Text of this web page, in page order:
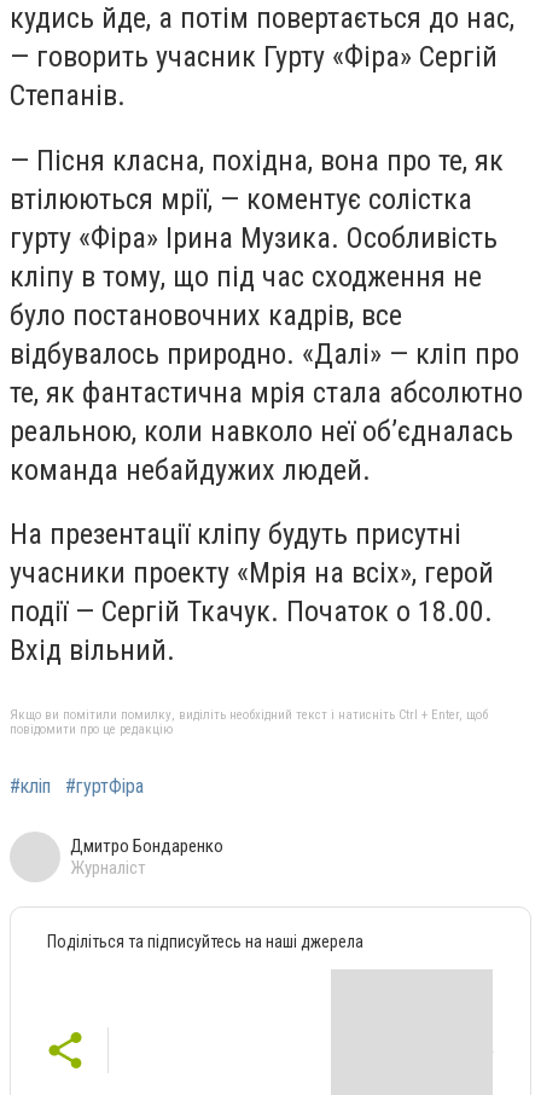
кудись йде, а потім повертається до нас,
— говорить учасник Гурту «Фіра» Сергій
Степанів.
— Пісня класна, похідна, вона про те, як
втілюються мрії, — коментує солістка
гурту «Фіра» Ірина Музика. Особливість
кліпу в тому, що під час сходження не
було постановочних кадрів, все
відбувалось природно. «Далі» — кліп про
те, як фантастична мрія стала абсолютно
реальною, коли навколо неї об’єдналась
команда небайдужих людей.
На презентації кліпу будуть присутні
учасники проекту «Мрія на всіх», герой
події — Сергій Ткачук. Початок о 18.00.
Вхід вільний.
Якщо ви помітили помилку, виділіть необхідний текст і натисніть Ctrl + Enter, щоб
повідомити про це редакцію
#кліп #гуртФіра
Дмитро Бондаренко
Журналіст
Поділіться та підписуйтесь на наші джерела